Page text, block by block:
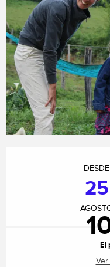
DESDE
25
El
Ver